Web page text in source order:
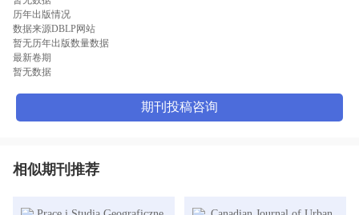
历年出版情况
数据来源DBLP网站
暂无历年出版数量数据
最新卷期
暂无数据
期刊投稿咨询
相似期刊推荐